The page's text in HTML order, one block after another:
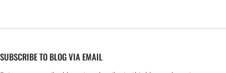
SUBSCRIBE TO BLOG VIA EMAIL